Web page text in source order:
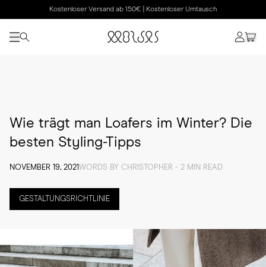
Kostenloser Versand ab 150€ | Kostenloser Umtausch
Wie trägt man Loafers im Winter? Die
besten Styling-Tipps
NOVEMBER 19, 2021 WORDS BY CHRISTOPHER - 2 MIN READ
GESTALTUNGSRICHTLINIE